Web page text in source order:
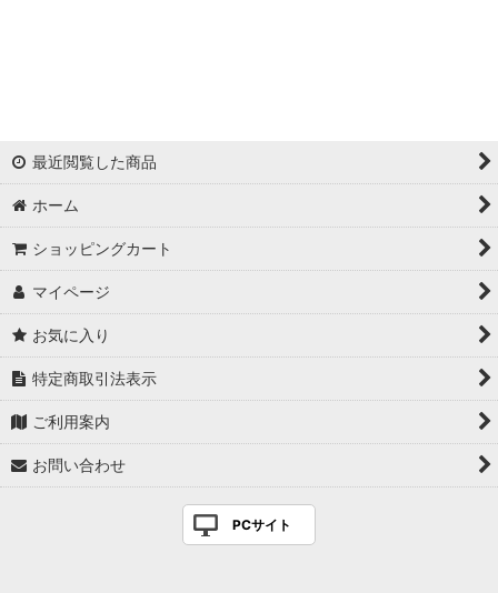
最近閲覧した商品
ホーム
ショッピングカート
マイページ
お気に入り
特定商取引法表示
ご利用案内
お問い合わせ
PCサイト